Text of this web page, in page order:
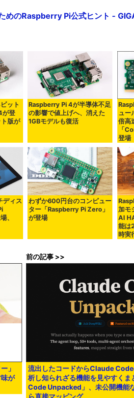
めのRaspberry Pi公式ヒント -
ット
が登
版が
Raspberry Pi 4が半導体不足
の影響で値上げへ、消えた
1GBモデルも復活
ュー
倍高
「
登場
ディス
、
わずか600円台のコンピュー
ター「Raspberry Pi Zero」
が登場
加モ
AI
能は
時実
」
が
前の記事 >>
流出したコードからClaude
析し知られざる機能を見やすく
Code Unpacked」、未公開機能